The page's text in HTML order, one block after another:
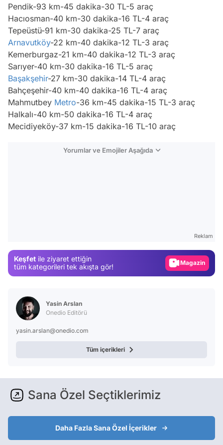
Pendik-93 km-45 dakika-30 TL-5 araç
Hacıosman-40 km-30 dakika-16 TL-4 araç
Tepeüstü-91 km-30 dakika-25 TL-7 araç
Arnavutköy-22 km-40 dakika-12 TL-3 araç
Kemerburgaz-21 km-40 dakika-12 TL-3 araç
Sarıyer-40 km-30 dakika-16 TL-5 araç
Başakşehir-27 km-30 dakika-14 TL-4 araç
Bahçeşehir-40 km-40 dakika-16 TL-4 araç
Mahmutbey Metro-36 km-45 dakika-15 TL-3 araç
Halkalı-40 km-50 dakika-16 TL-4 araç
Mecidiyeköy-37 km-15 dakika-16 TL-10 araç
Yorumlar ve Emojiler Aşağıda
Reklam
Keşfet ile ziyaret ettiğin
tüm kategorileri tek akışta gör!
Gündem
Magazin
Video
Yasin Arslan
Onedio Editörü
yasin.arslan@onedio.com
Tüm içerikleri
Sana Özel Seçtiklerimiz
Daha Fazla Sana Özel İçerikler